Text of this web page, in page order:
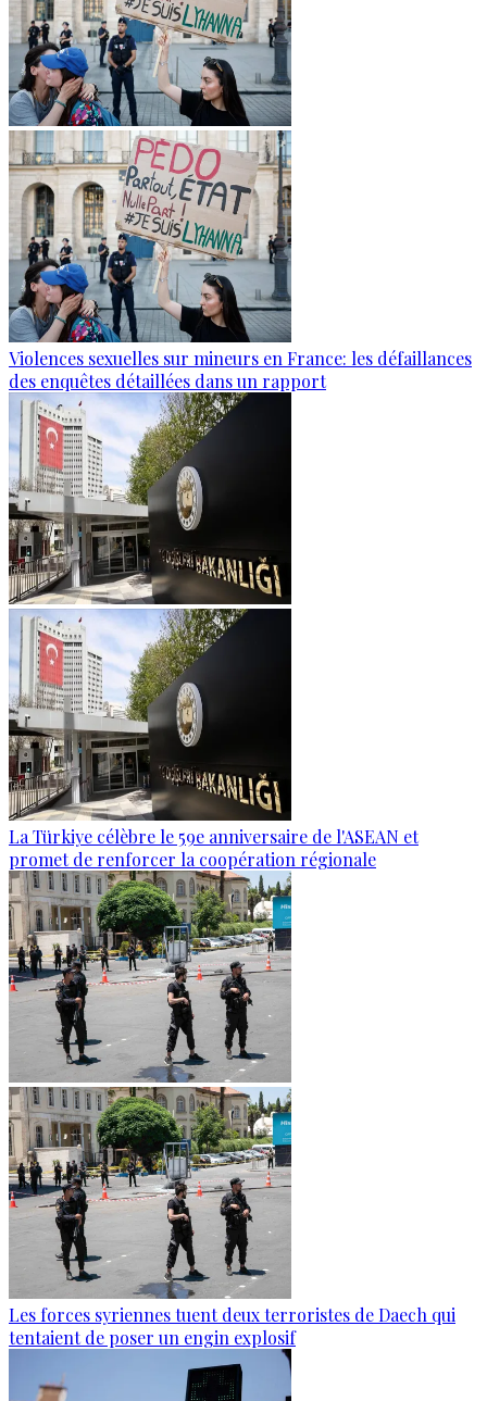
Violences sexuelles sur mineurs en France: les défaillances
des enquêtes détaillées dans un rapport
La Türkiye célèbre le 59e anniversaire de l'ASEAN et
promet de renforcer la coopération régionale
Les forces syriennes tuent deux terroristes de Daech qui
tentaient de poser un engin explosif